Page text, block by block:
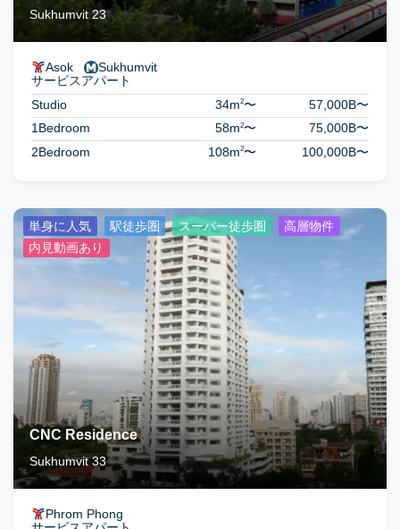
Sukhumvit 23
Asok Sukhumvit
サービスアパート
Studio
34m2〜 57,000B〜
1Bedroom
58m2〜 75,000B〜
2Bedroom
108m2〜 100,000B〜
単身に人気 駅徒歩圏 スーパー徒歩圏
高層物件
内見動画あり
CNC Residence
Sukhumvit 33
Phrom Phong